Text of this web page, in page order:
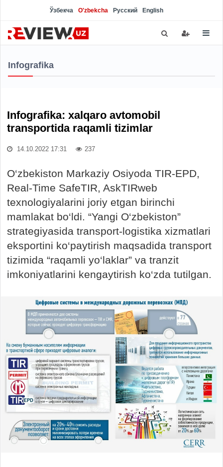
Ўзбекча O'zbekcha Русский English
Infografika
Infografika: xalqaro avtomobil
transportida raqamli tizimlar
14.10.2022 17:31 237
O‘zbekiston Markaziy Osiyoda TIR-EPD,
Real-Time SafeTIR, AskTIRweb
texnologiyalarini joriy etgan birinchi
mamlakat bo‘ldi. “Yangi O‘zbekiston”
strategiyasida transport-logistika xizmatlari
eksportini ko‘paytirish maqsadida transport
tizimida “raqamli yo‘laklar” va tranzit
imkoniyatlarini kengaytirish ko‘zda tutilgan.